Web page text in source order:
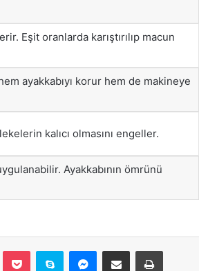
Eşit oranlarda karıştırılıp macun
ayakkabıyı korur hem de makineye
kalıcı olmasını engeller.
Ayakkabının ömrünü
Pocket Skype Messenger
E-Posta ile paylaş Yazdır